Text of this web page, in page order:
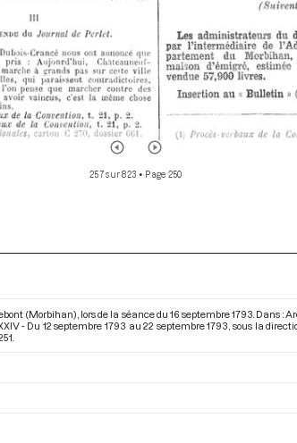
257 sur 823 • Page 250
(Morbihan), lors de la séance du 16 septembre 1793. Dans :
- Du 12 septembre 1793 au 22 septembre 1793 , sous la